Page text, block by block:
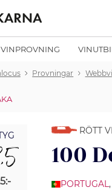
VINPROVNING
Provningar
RÖTT
100
PORTUGAL,